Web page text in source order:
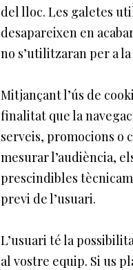
del lloc. Les galetes
desapareixen en
no s’utilitzaran per a
Mitjançant l’ús de
finalitat que la
serveis, promocions o
mesurar l’audiència,
prescindibles
previ de l’usuari.
L’usuari té la
al vostre equip. Si us